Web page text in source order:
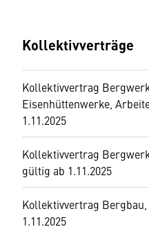
Kollektivverträge
Kollektivvertrag
Eisenhüttenwerke,
1.11.2025
Kollektivvertrag
gültig ab 1.11.2025
Kollektivvertrag
1.11.2025